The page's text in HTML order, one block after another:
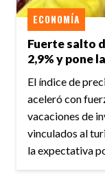
Fuerte salto
2,9% y pone
ECONOMÍA
El índice de
aceleró con
vacaciones de
vinculados al
la expectativa